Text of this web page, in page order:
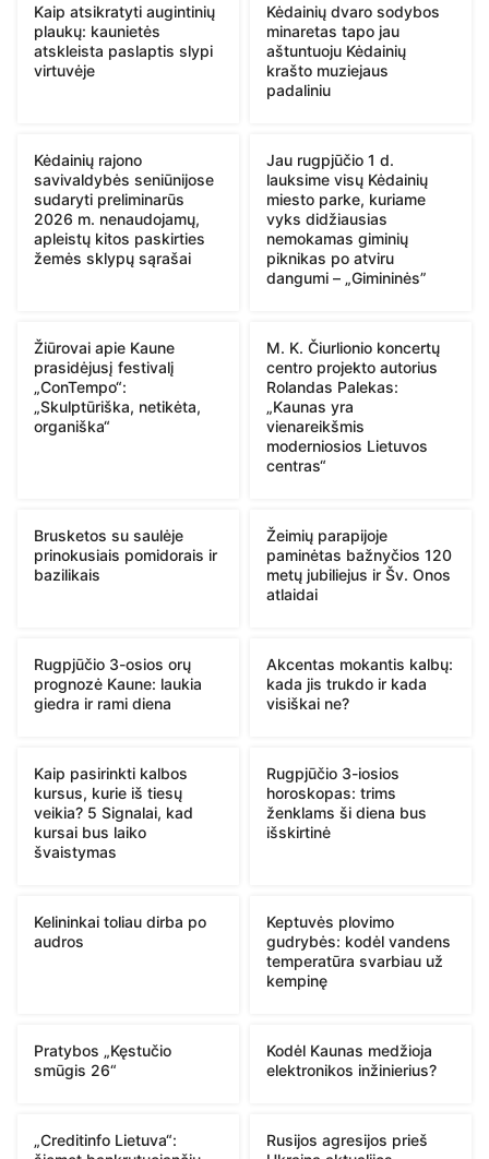
Kaip atsikratyti augintinių
plaukų: kaunietės
atskleista paslaptis slypi
virtuvėje
Kėdainių dvaro sodybos
minaretas tapo jau
aštuntuoju Kėdainių
krašto muziejaus
padaliniu
Kėdainių rajono
savivaldybės seniūnijose
sudaryti preliminarūs
2026 m. nenaudojamų,
apleistų kitos paskirties
žemės sklypų sąrašai
Jau rugpjūčio 1 d.
lauksime visų Kėdainių
miesto parke, kuriame
vyks didžiausias
nemokamas giminių
piknikas po atviru
dangumi – „Gimininės”
Žiūrovai apie Kaune
prasidėjusį festivalį
„ConTempo“:
„Skulptūriška, netikėta,
organiška“
M. K. Čiurlionio koncertų
centro projekto autorius
Rolandas Palekas:
„Kaunas yra
vienareikšmis
moderniosios Lietuvos
centras“
Brusketos su saulėje
prinokusiais pomidorais ir
bazilikais
Žeimių parapijoje
paminėtas bažnyčios 120
metų jubiliejus ir Šv. Onos
atlaidai
Rugpjūčio 3-osios orų
prognozė Kaune: laukia
giedra ir rami diena
Akcentas mokantis kalbų:
kada jis trukdo ir kada
visiškai ne?
Kaip pasirinkti kalbos
kursus, kurie iš tiesų
veikia? 5 Signalai, kad
kursai bus laiko
švaistymas
Rugpjūčio 3-iosios
horoskopas: trims
ženklams ši diena bus
išskirtinė
Kelininkai toliau dirba po
audros
Keptuvės plovimo
gudrybės: kodėl vandens
temperatūra svarbiau už
kempinę
Pratybos „Kęstučio
smūgis 26“
Kodėl Kaunas medžioja
elektronikos inžinierius?
„Creditinfo Lietuva“:
Rusijos agresijos prieš